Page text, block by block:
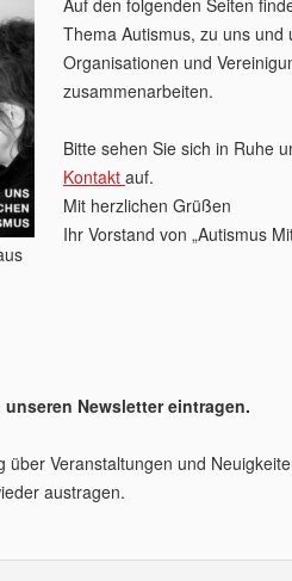
Auf den folgenden Seiten
Thema Autismus, zu uns
Organisationen und
zusammenarbeiten.
Bitte sehen Sie sich in Ruhe
Kontakt auf.
Mit herzlichen Grüßen
Ihr Vorstand von „Autismus
Newsletter eintragen.
über Veranstaltungen und
austragen.